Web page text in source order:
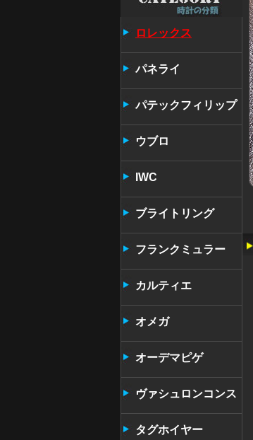
ロレックス
パネライ
パテックフィリップ
ウブロ
IWC
ブライトリング
フランクミュラー
カルティエ
オメガ
オーデマピゲ
ヴァシュロンコンス
タンタン
タグホイヤー